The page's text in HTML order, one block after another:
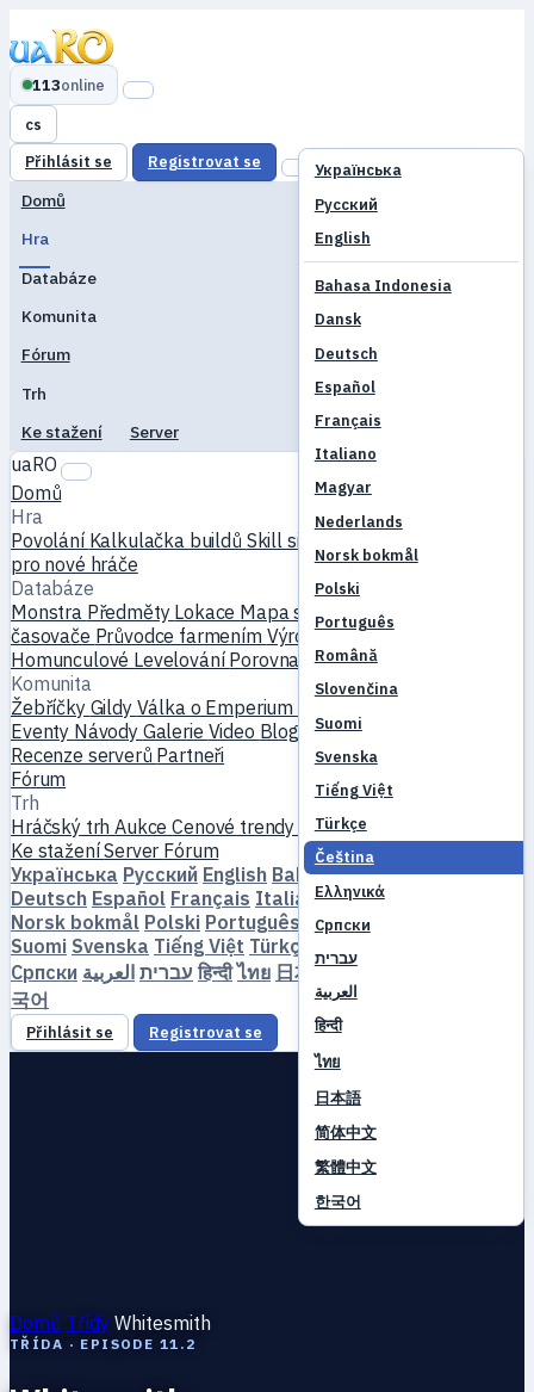
113online
cs
Українська
Русский
English
Bahasa Indonesia
Dansk
Deutsch
Español
Français
Italiano
Magyar
Nederlands
Norsk bokmål
Polski
Português
Română
Slovenčina
Suomi
Svenska
Tiếng Việt
Türkçe
Čeština
Ελληνικά
Српски
עברית
العربية
हिन्दी
ไทย
日本語
简体中文
繁體中文
한국어
Přihlásit se Registrovat se
Domů
Hra
Databáze
Komunita
Fórum
Trh
Ke stažení
Server
uaRO
Domů
Hra
Povolání Kalkulačka buildů Skill simulátor
pro nové hráče
Databáze
Monstra Předměty Lokace Mapa světaDatabáze skillů
časovače Průvodce farmením Výroba a kování
Homunculové Levelování Porovnat Mechaniky
Komunita
Žebříčky Gildy Válka o Emperium
Eventy Návody Galerie Video Blogy Kluby
Recenze serverů Partneři
Fórum
Trh
Hráčský trhAukceCenové trendy
Ekonomika
Ke staženíServer Fórum
Українська Русский English Bahasa Indonesia Dansk
Deutsch Español Français Italiano Magyar
Norsk bokmål Polski Português Română
Suomi Svenska Tiếng Việt Türkçe
Српски
עברית العربية हिन्दी ไทย 日本語 简体中文
국어
Přihlásit se Registrovat se
Domů Třídy Whitesmith
TŘÍDA · EPISODE 11.2